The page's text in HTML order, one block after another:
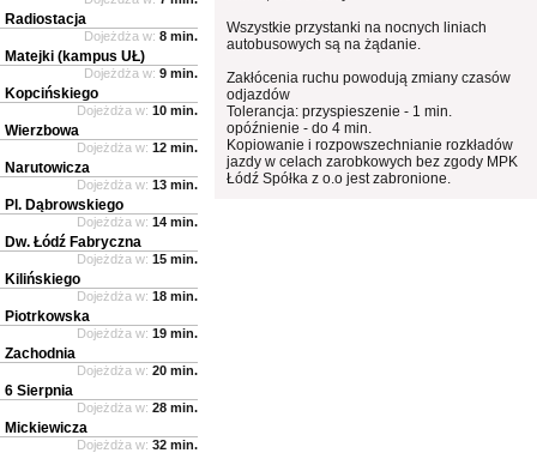
Wszystkie przystanki na nocnych liniach
autobusowych są na żądanie.
Zakłócenia ruchu powodują zmiany czasów
odjazdów
Tolerancja: przyspieszenie - 1 min.
opóźnienie - do 4 min.
Kopiowanie i rozpowszechnianie rozkładów
jazdy w celach zarobkowych bez zgody MPK
Łódź Spółka z o.o jest zabronione.
Radiostacja
Dojeżdża w: 8 min.
Matejki (kampus UŁ)
Dojeżdża w: 9 min.
Kopcińskiego
Dojeżdża w: 10 min.
Wierzbowa
Dojeżdża w: 12 min.
Narutowicza
Dojeżdża w: 13 min.
Pl. Dąbrowskiego
Dojeżdża w: 14 min.
Dw. Łódź Fabryczna
Dojeżdża w: 15 min.
Kilińskiego
Dojeżdża w: 18 min.
Piotrkowska
Dojeżdża w: 19 min.
Zachodnia
Dojeżdża w: 20 min.
6 Sierpnia
Dojeżdża w: 28 min.
Mickiewicza
Dojeżdża w: 32 min.